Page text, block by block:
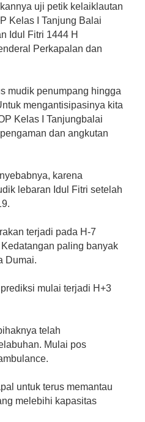
uji petik kelaiklautan
Kelas I Tanjung Balai
Idul Fitri 1444 H
Perkapalan dan
mudik penumpang hingga
mengantisipasinya kita
Kelas I Tanjungbalai
dan angkutan
karena
lebaran Idul Fitri setelah
terjadi pada H-7
paling banyak
Dumai.
mulai terjadi H+3
telah
Mulai pos
untuk terus memantau
melebihi kapasitas